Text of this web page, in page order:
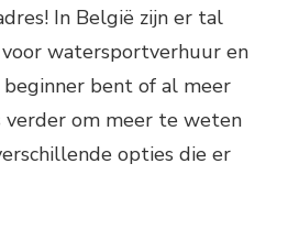
In België zijn er tal
watersportverhuur en
beginner bent of al meer
verder om meer te weten
opties die er